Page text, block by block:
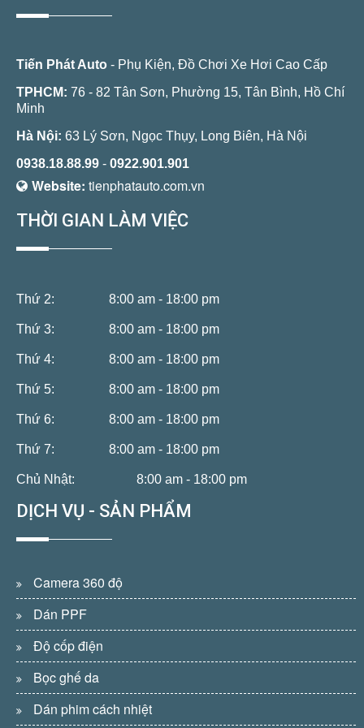
Tiến Phát Auto - Phụ Kiện, Đồ Chơi Xe Hơi Cao Cấp
TPHCM: 76 - 82 Tân Sơn, Phường 15, Tân Bình, Hồ Chí
Minh
Hà Nội: 63 Lý Sơn, Ngọc Thụy, Long Biên, Hà Nội
0938.18.88.99 - 0922.901.901
Website: tienphatauto.com.vn
THỜI GIAN LÀM VIỆC
Thứ 2: 8:00 am - 18:00 pm
Thứ 3: 8:00 am - 18:00 pm
Thứ 4: 8:00 am - 18:00 pm
Thứ 5: 8:00 am - 18:00 pm
Thứ 6: 8:00 am - 18:00 pm
Thứ 7: 8:00 am - 18:00 pm
Chủ Nhật: 8:00 am - 18:00 pm
DỊCH VỤ - SẢN PHẨM
Camera 360 độ
Dán PPF
Độ cốp điện
Bọc ghế da
Dán phim cách nhiệt